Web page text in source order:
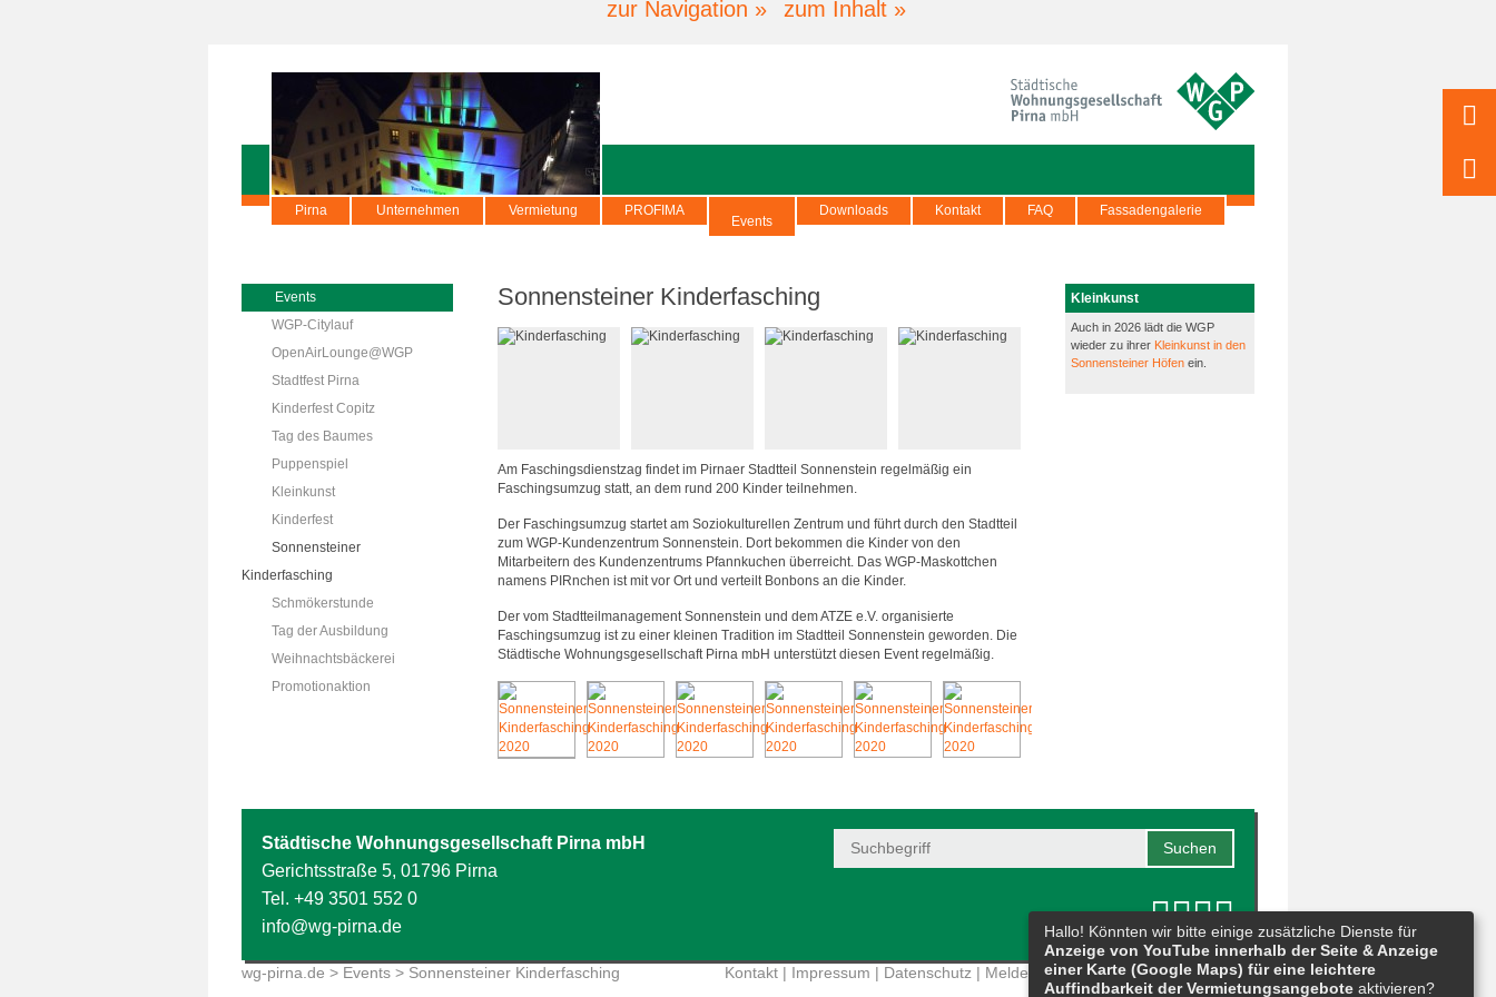
zur Navigation » zum Inhalt »
Pirna Unternehmen Vermietung PROFIMA
Events
Downloads Kontakt FAQ Fassadengalerie
Events
WGP-Citylauf
OpenAirLounge@WGP
Stadtfest Pirna
Kinderfest Copitz
Tag des Baumes
Puppenspiel
Kleinkunst
Kinderfest
Sonnensteiner
Kinderfasching
Schmökerstunde
Tag der Ausbildung
Weihnachtsbäckerei
Promotionaktion
Sonnensteiner Kinderfasching
Am Faschingsdienstzag findet im Pirnaer Stadtteil Sonnenstein regelmäßig ein
Faschingsumzug statt, an dem rund 200 Kinder teilnehmen.
Der Faschingsumzug startet am Soziokulturellen Zentrum und führt durch den Stadtteil
zum WGP-Kundenzentrum Sonnenstein. Dort bekommen die Kinder von den
Mitarbeitern des Kundenzentrums Pfannkuchen überreicht. Das WGP-Maskottchen
namens PIRnchen ist mit vor Ort und verteilt Bonbons an die Kinder.
Der vom Stadtteilmanagement Sonnenstein und dem ATZE e.V. organisierte
Faschingsumzug ist zu einer kleinen Tradition im Stadtteil Sonnenstein geworden. Die
Städtische Wohnungsgesellschaft Pirna mbH unterstützt diesen Event regelmäßig.
Kleinkunst
Auch in 2026 lädt die WGP
wieder zu ihrer Kleinkunst in den
Sonnensteiner Höfen ein.
Städtische Wohnungsgesellschaft Pirna mbH
Gerichtsstraße 5, 01796 Pirna
Tel. +49 3501 552 0
info@wg-pirna.de
wg-pirna.de > Events > Sonnensteiner Kinderfasching Kontakt | Impressum | Datenschutz | Meldestelle|Barrierefreiheit| Sitemap
Hallo! Könnten wir bitte einige zusätzliche Dienste für
Anzeige von YouTube innerhalb der Seite & Anzeige
einer Karte (Google Maps) für eine leichtere
Auffindbarkeit der Vermietungsangebote aktivieren?